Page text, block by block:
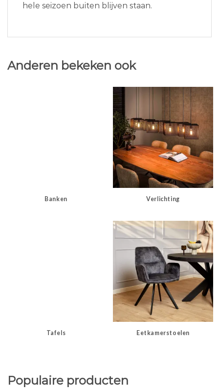
hele seizoen buiten blijven staan.
Anderen bekeken ook
Banken Verlichting
Tafels Eetkamerstoelen
Populaire producten